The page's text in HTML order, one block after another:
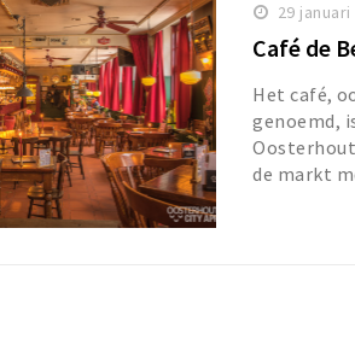
29 januari
Café de
Het café,
genoemd,
de markt